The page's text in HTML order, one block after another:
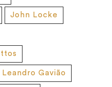
John Locke
Leandro Gavião